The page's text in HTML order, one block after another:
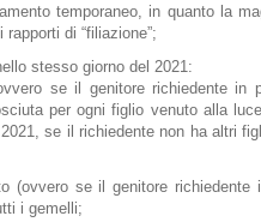
temporaneo, in quanto la
di “filiazione”;
stesso giorno del 2021:
se il genitore richiedente in
per ogni figlio venuto alla
se il richiedente non ha altri
(ovvero se il genitore richiedente
i gemelli;